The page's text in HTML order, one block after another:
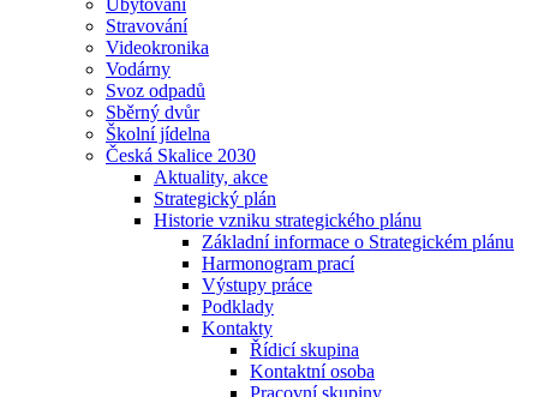
Ubytování
Stravování
Videokronika
Vodárny
Svoz odpadů
Sběrný dvůr
Školní jídelna
Česká Skalice 2030
Aktuality, akce
Strategický plán
Historie vzniku strategického plánu
Základní informace o Strategickém plánu
Harmonogram prací
Výstupy práce
Podklady
Kontakty
Řídicí skupina
Kontaktní osoba
Pracovní skupiny